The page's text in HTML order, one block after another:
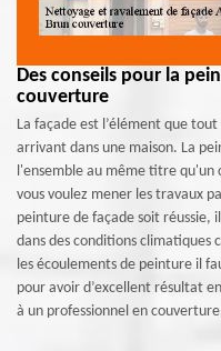
Des conseils pour la
couverture
La façade est l’élément que
arrivant dans une maison. La
l'ensemble au même titre qu'un
vous voulez mener les travaux
peinture de façade soit réussie,
dans des conditions climatiques
les écoulements de peinture il
pour avoir d’excellent résultat
à un professionnel en